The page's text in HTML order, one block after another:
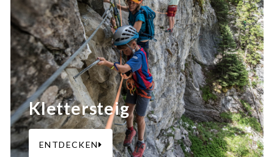
Klettersteig
ENTDECKEN